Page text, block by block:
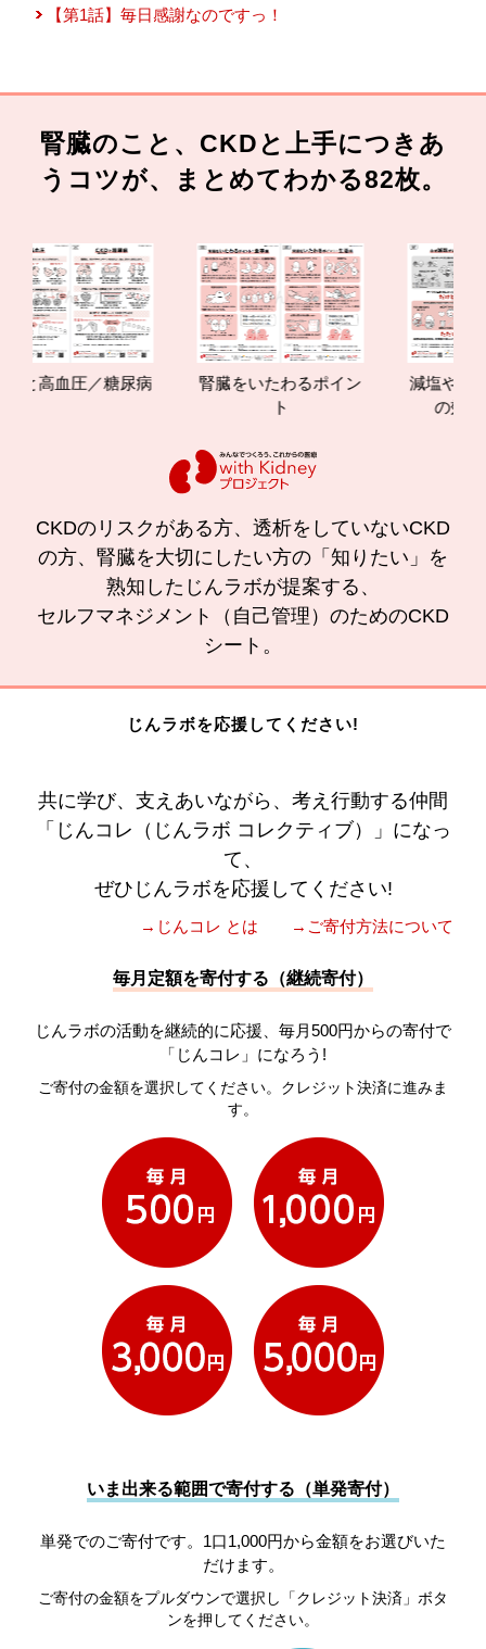
【第1話】毎日感謝なのですっ！
腎臓のこと、CKDと上手につきあ
うコツが、まとめてわかる82枚。
血圧／糖尿病
腎臓をいたわるポイン
減塩やたんぱく
の効果と重
CKDのリスクがある方、透析をしていないCKD
の方、腎臓を大切にしたい方の「知りたい」を
熟知したじんラボが提案する、
セルフマネジメント（自己管理）のためのCKD
シート。
じんラボを応援してください!
共に学び、支えあいながら、考え行動する仲間
「じんコレ（じんラボ コレクティブ）」になっ
て、
ぜひじんラボを応援してください!
→じんコレ とは →ご寄付方法について
毎月定額を寄付する（継続寄付）
じんラボの活動を継続的に応援、毎月500円からの寄付で
「じんコレ」になろう!
ご寄付の金額を選択してください。クレジット決済に進みま
す。
いま出来る範囲で寄付する（単発寄付）
単発でのご寄付です。1口1,000円から金額をお選びいた
だけます。
ご寄付の金額をプルダウンで選択し「クレジット決済」ボタ
ンを押してください。